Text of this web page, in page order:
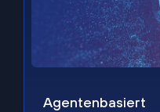
Agentenbasiert